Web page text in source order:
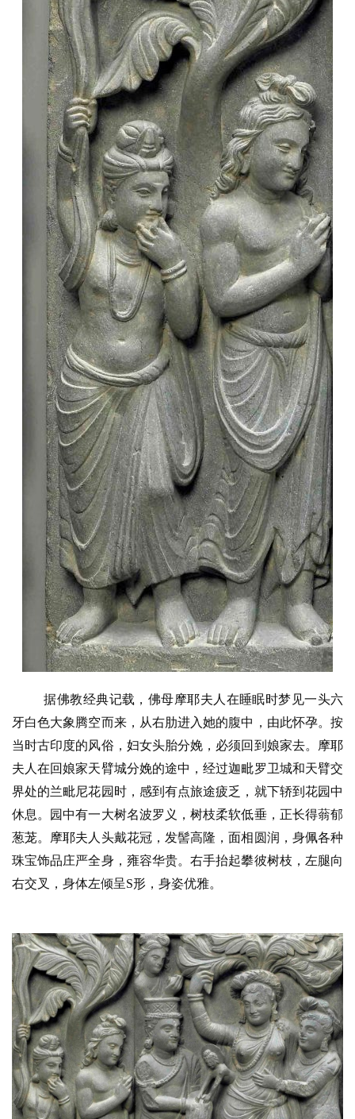
据佛教经典记载，佛母摩耶夫人在睡眠时梦见一头六
牙白色大象腾空而来，从右肋进入她的腹中，由此怀孕。按
当时古印度的风俗，妇女头胎分娩，必须回到娘家去。摩耶
夫人在回娘家天臂城分娩的途中，经过迦毗罗卫城和天臂交
界处的兰毗尼花园时，感到有点旅途疲乏，就下轿到花园中
休息。园中有一大树名波罗义，树枝柔软低垂，正长得蓊郁
葱茏。摩耶夫人头戴花冠，发髻高隆，面相圆润，身佩各种
珠宝饰品庄严全身，雍容华贵。右手抬起攀彼树枝，左腿向
右交叉，身体左倾呈S形，身姿优雅。